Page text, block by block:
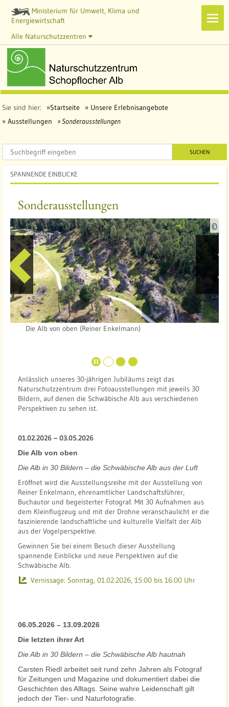
Ministerium für Umwelt, Klima und
Energiewirtschaft
Alle Naturschutzzentren
Sie sind hier: Startseite
Unsere Erlebnisangebote
Ausstellungen
Sonderausstellungen
SUCHEN
SPANNENDE EINBLICKE
Sonderausstellungen
P
r
e
v
i
u
s
e
x
t
©
u
e
l
:
R
e
Die Alb von oben (Reiner Enkelmann)
Anlässlich unseres 30-jährigen Jubiläums zeigt das
Naturschutzzentrum drei Fotoausstellungen mit jeweils 30
Bildern, auf denen die Schwäbische Alb aus verschiedenen
Perspektiven zu sehen ist.
01.02.2026 – 03.05.2026
Die Alb von oben
Die Alb in 30 Bildern – die Schwäbische Alb aus der Luft
Eröffnet wird die Ausstellungsreihe mit der Ausstellung von
Reiner Enkelmann, ehrenamtlicher Landschaftsführer,
Buchautor und begeisterter Fotograf. Mit 30 Aufnahmen aus
dem Kleinflugzeug und mit der Drohne veranschaulicht er die
faszinierende landschaftliche und kulturelle Vielfalt der Alb
aus der Vogelperspektive.
Gewinnen Sie bei einem Besuch dieser Ausstellung
spannende Einblicke und neue Perspektiven auf die
Schwäbische Alb.
Vernissage: Sonntag, 01.02.2026, 15:00 bis 16:00 Uhr
06.05.2026 – 13.09.2026
Die letzten ihrer Art
Die Alb in 30 Bildern – die Schwäbische Alb hautnah
Carsten Riedl arbeitet seit rund zehn Jahren als Fotograf
für Zeitungen und Magazine und dokumentiert dabei die
Geschichten des Alltags. Seine wahre Leidenschaft gilt
jedoch der Tier- und Naturfotografie.